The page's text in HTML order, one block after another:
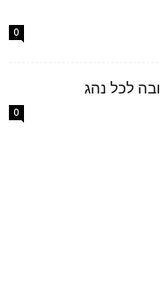
0
לכל נהג
0